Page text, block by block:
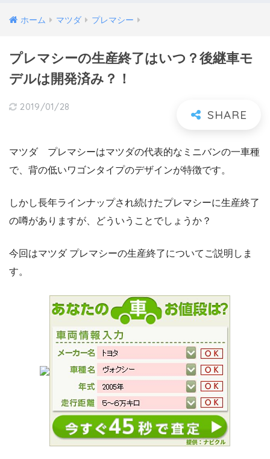
ホーム マツダ プレマシー
プレマシーの生産終了はいつ？後継車モ
デルは開発済み？！
2019/01/28
マツダ プレマシーはマツダの代表的なミニバンの一車種
で、背の低いワゴンタイプのデザインが特徴です。
しかし長年ラインナップされ続けたプレマシーに生産終了
の噂がありますが、どういうことでしょうか？
今回はマツダ プレマシーの生産終了についてご説明しま
す。